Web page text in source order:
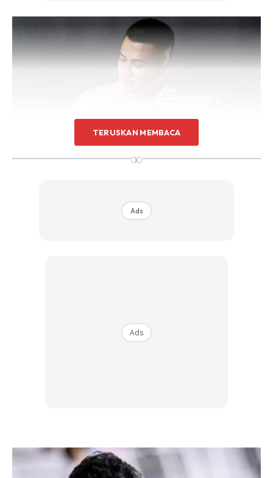
TERUSKAN MEMBACA
∞
Ads
Ads